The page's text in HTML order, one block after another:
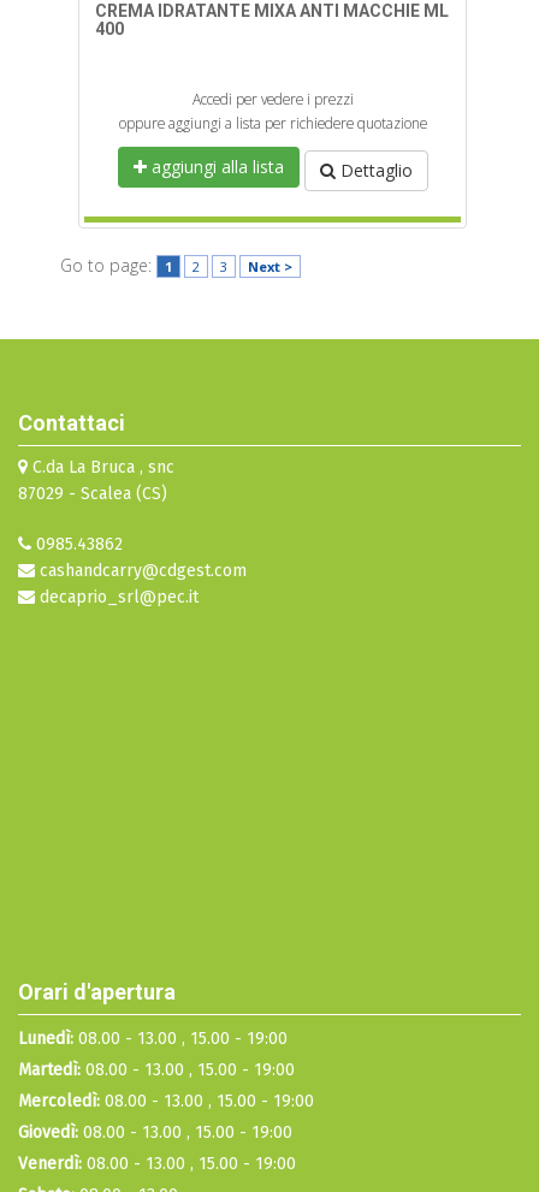
CREMA IDRATANTE MIXA ANTI MACCHIE ML
400
Accedi per vedere i prezzi
oppure aggiungi a lista per richiedere quotazione
aggiungi alla lista Dettaglio
Go to page: 1 2 3 Next >
Contattaci
C.da La Bruca , snc
87029 - Scalea (CS)
0985.43862
cashandcarry@cdgest.com
decaprio_srl@pec.it
Orari d'apertura
Lunedì: 08.00 - 13.00 , 15.00 - 19:00
Martedì: 08.00 - 13.00 , 15.00 - 19:00
Mercoledì: 08.00 - 13.00 , 15.00 - 19:00
Giovedì: 08.00 - 13.00 , 15.00 - 19:00
Venerdì: 08.00 - 13.00 , 15.00 - 19:00